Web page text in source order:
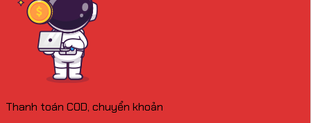
Thanh toán COD, chuyển khoản